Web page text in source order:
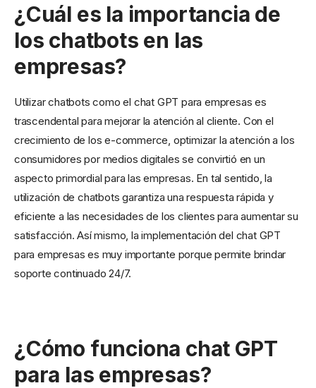
¿Cuál es la importancia de
los chatbots en las
empresas?
Utilizar chatbots como el chat GPT para empresas es
trascendental para mejorar la atención al cliente. Con el
crecimiento de los e-commerce, optimizar la atención a los
consumidores por medios digitales se convirtió en un
aspecto primordial para las empresas. En tal sentido, la
utilización de chatbots garantiza una respuesta rápida y
eficiente a las necesidades de los clientes para aumentar su
satisfacción. Así mismo, la implementación del chat GPT
para empresas es muy importante porque permite brindar
soporte continuado 24/7.
¿Cómo funciona chat GPT
para las empresas?